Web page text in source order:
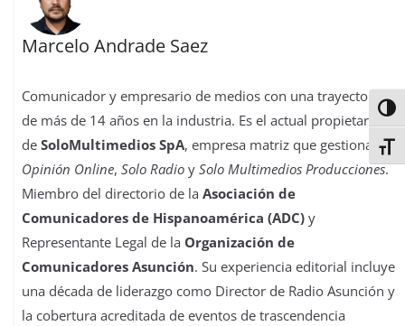
Marcelo Andrade Saez
Comunicador y empresario de medios con una trayectoria
de más de 14 años en la industria. Es el actual propietario
deSoloMultimedios SpA, empresa matriz que gestiona La
Opinión Online,Solo Radio ySolo Multimedios Producciones.
Miembro del directorio de laAsociación de
Comunicadores de Hispanoamérica (ADC) y
Representante Legal de la Organización de
Comunicadores Asunción. Su experiencia editorial incluye
una década de liderazgo como Director de Radio Asunción y
la cobertura acreditada de eventos de trascendencia